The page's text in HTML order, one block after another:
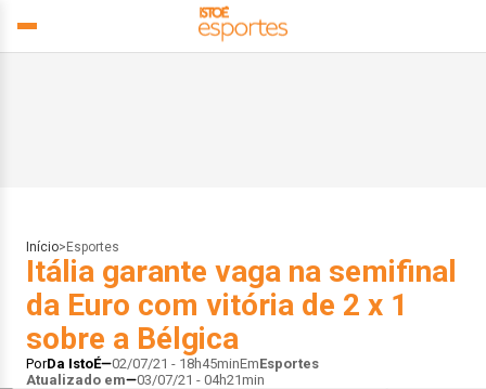
Início> Esportes
Itália garante vaga na semifinal
da Euro com vitória de 2 x 1
sobre a Bélgica
PorDa IstoÉ 02/07/21 - 18h45minEmEsportes
Atualizado em
03/07/21 - 04h21min